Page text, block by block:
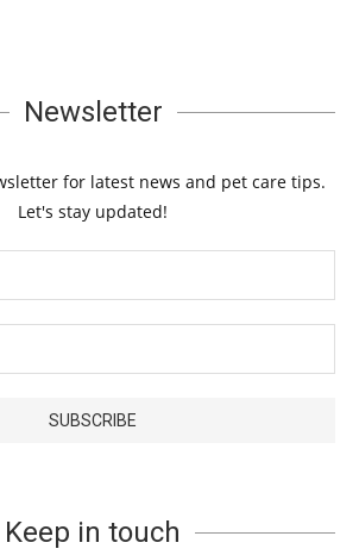
Newsletter
for latest news and pet care tips.
Let's stay updated!
Keep in touch